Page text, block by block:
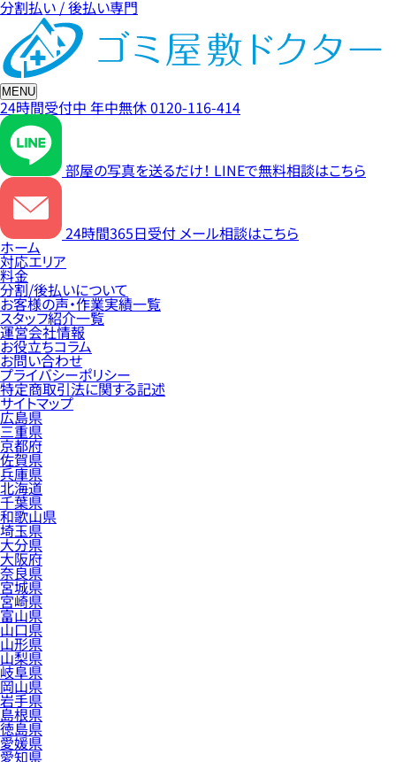
分割払い / 後払い専門
MENU
24時間受付中 年中無休0120-116-414
部屋の写真を送るだけ！ LINEで無料相談はこちら
24時間365日受付 メール相談はこちら
ホーム
対応エリア
料金
分割/後払いについて
お客様の声・作業実績一覧
スタッフ紹介一覧
運営会社情報
お役立ちコラム
お問い合わせ
プライバシーポリシー
特定商取引法に関する記述
サイトマップ
広島県
三重県
京都府
佐賀県
兵庫県
北海道
千葉県
和歌山県
埼玉県
大分県
大阪府
奈良県
宮城県
宮崎県
富山県
山口県
山形県
山梨県
岐阜県
岡山県
岩手県
島根県
徳島県
愛媛県
愛知県